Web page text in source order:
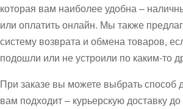
которая вам наиболее удобна –
или оплатить онлайн. Мы также
систему возврата и обмена товаров,
подошли или не устроили по каким-то
При заказе вы можете выбрать способ
вам подходит – курьерскую доставку